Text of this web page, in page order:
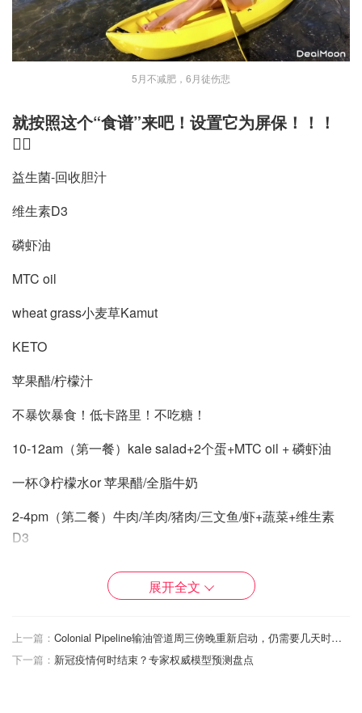
5月不减肥，6月徒伤悲
就按照这个“食谱”来吧！设置它为屏保！！！
👍🏻
益生菌-回收胆汁
维生素D3
磷虾油
MTC oil
wheat grass小麦草Kamut
KETO
苹果醋/柠檬汁
不暴饮暴食！低卡路里！不吃糖！
10-12am（第一餐）kale salad+2个蛋+MTC oil + 磷虾油
一杯🍋柠檬水or 苹果醋/全脂牛奶
2-4pm（第二餐）牛肉/羊肉/猪肉/三文鱼/虾+蔬菜+维生素
D3
蔬菜尽量蒸/生吃/榨汁
饭后半小时可以吃点水果/坚果
展开全文
上一篇：
Colonial Pipeline输油管道周三傍晚重新启动，仍需要几天时间恢复正常
下一篇： 新冠疫情何时结束？专家权威模型预测盘点